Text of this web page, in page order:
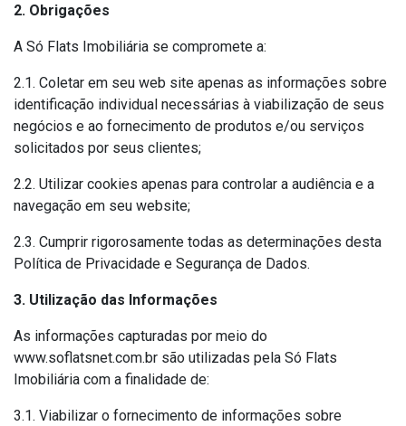
2. Obrigações
A Só Flats Imobiliária se compromete a:
2.1. Coletar em seu web site apenas as informações sobre
identificação individual necessárias à viabilização de seus
negócios e ao fornecimento de produtos e/ou serviços
solicitados por seus clientes;
2.2. Utilizar cookies apenas para controlar a audiência e a
navegação em seu website;
2.3. Cumprir rigorosamente todas as determinações desta
Política de Privacidade e Segurança de Dados.
3. Utilização das Informações
As informações capturadas por meio do
www.soflatsnet.com.br são utilizadas pela Só Flats
Imobiliária com a finalidade de:
3.1. Viabilizar o fornecimento de informações sobre